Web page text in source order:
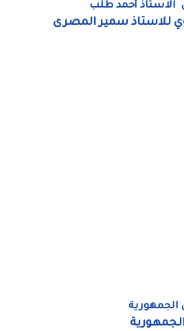
الاستاذ أحمد طلب
للاستاذ سمير المصرى
الجمهورية